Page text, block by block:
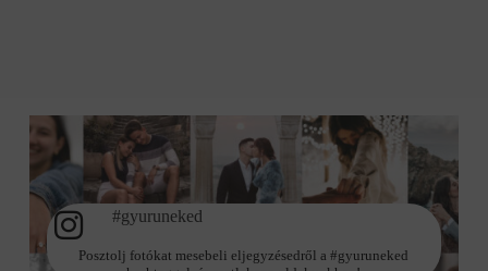
#gyuruneked
Posztolj fotókat mesebeli eljegyzésedről a #gyuruneked